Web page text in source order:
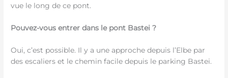
vue le long de ce pont.
Pouvez-vous entrer dans le pont Bastei ?
Oui, c’est possible. Il y a une approche depuis l’Elbe par
des escaliers et le chemin facile depuis le parking Bastei.